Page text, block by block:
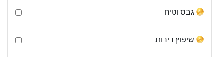
גבס וטיח
שיפוץ דירות